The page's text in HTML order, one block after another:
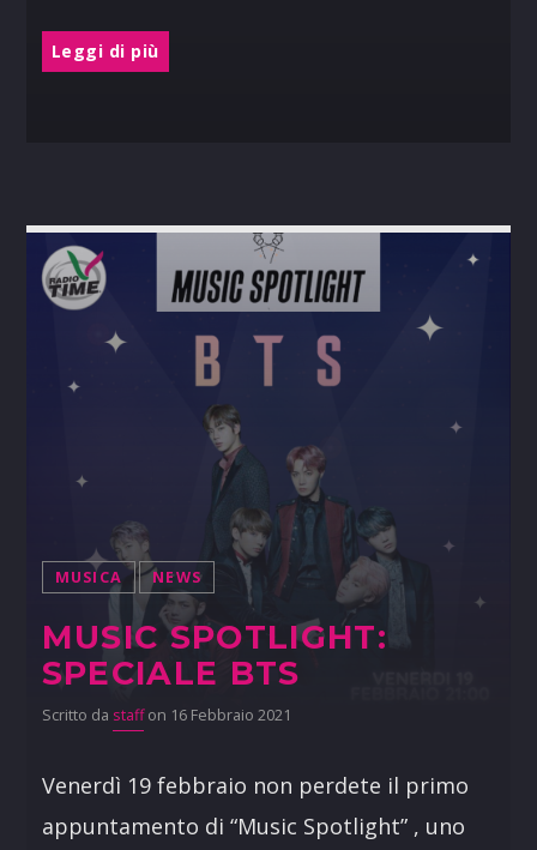
Leggi di più
MUSICA NEWS
MUSIC SPOTLIGHT:
SPECIALE BTS
Scritto da staffon 16 Febbraio 2021
Venerdì 19 febbraio non perdete il primo
appuntamento di “Music Spotlight” , uno